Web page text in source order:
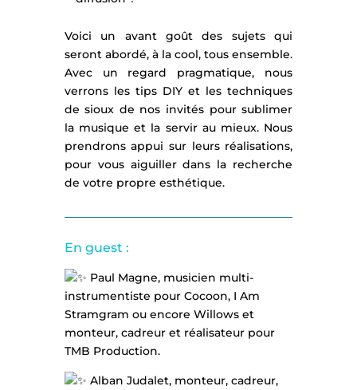
Voici un avant goût des sujets qui
seront abordé, à la cool, tous ensemble.
Avec un regard pragmatique, nous
verrons les tips DIY et les techniques
de sioux de nos invités pour sublimer
la musique et la servir au mieux. Nous
prendrons appui sur leurs réalisations,
pour vous aiguiller dans la recherche
de votre propre esthétique.
En guest :
Paul Magne, musicien multi-
instrumentiste pour Cocoon, I Am
Stramgram ou encore Willows et
monteur, cadreur et réalisateur pour
TMB Production.
Alban Judalet, monteur, cadreur,